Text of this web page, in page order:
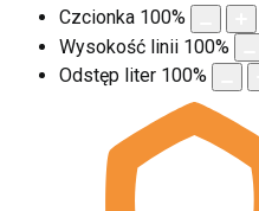
Czcionka 100%
Wysokość linii 100%
Odstęp liter 100%